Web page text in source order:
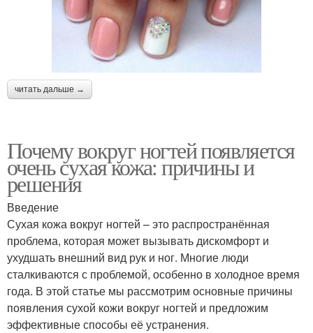
читать дальше →
Почему вокруг ногтей появляется
очень сухая кожа: причины и
решения
Введение
Сухая кожа вокруг ногтей – это распространённая
проблема, которая может вызывать дискомфорт и
ухудшать внешний вид рук и ног. Многие люди
сталкиваются с проблемой, особенно в холодное время
года. В этой статье мы рассмотрим основные причины
появления сухой кожи вокруг ногтей и предложим
эффективные способы её устранения.